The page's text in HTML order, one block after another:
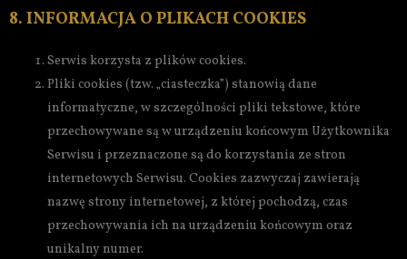
8. INFORMACJA O PLIKACH COOKIES
Serwis korzysta z plików cookies.
Pliki cookies (tzw. „ciasteczka”) stanowią dane
informatyczne, w szczególności pliki tekstowe, które
przechowywane są w urządzeniu końcowym Użytkownika
Serwisu i przeznaczone są do korzystania ze stron
internetowych Serwisu. Cookies zazwyczaj zawierają
nazwę strony internetowej, z której pochodzą, czas
przechowywania ich na urządzeniu końcowym oraz
unikalny numer.